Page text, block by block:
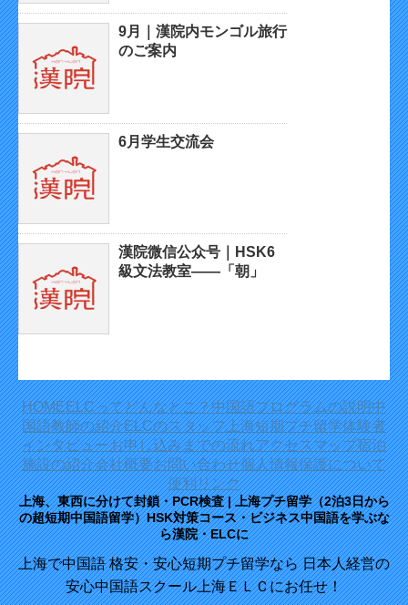
9月｜漢院内モンゴル旅行
のご案内
6月学生交流会
漢院微信公众号｜HSK6
級文法教室——「朝」
HOMEELCってどんなとこ？中国語プログラムの説明中
国語教師の紹介ELCのスタッフ上海短期プチ留学体験者
インタビューお申し込みまでの流れアクセスマップ宿泊
施設の紹介会社概要お問い合わせ個人情報保護について
便利リンク
上海、東西に分けて封鎖・PCR検査 | 上海プチ留学（2泊3日から
の超短期中国語留学）HSK対策コース・ビジネス中国語を学ぶな
ら漢院・ELCに
上海で中国語 格安・安心短期プチ留学なら 日本人経営の
安心中国語スクール上海ＥＬＣにお任せ！